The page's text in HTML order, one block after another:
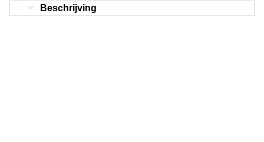
Beschrijving